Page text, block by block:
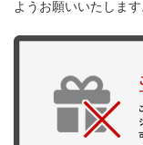
ようお願いいたします